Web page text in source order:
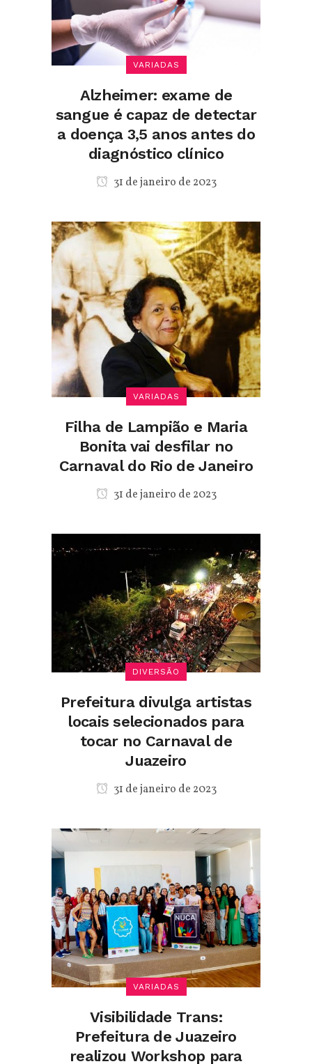
VARIADAS
Alzheimer: exame de
sangue é capaz de detectar
a doença 3,5 anos antes do
diagnóstico clínico
31 de janeiro de 2023
VARIADAS
Filha de Lampião e Maria
Bonita vai desfilar no
Carnaval do Rio de Janeiro
31 de janeiro de 2023
DIVERSÃO
Prefeitura divulga artistas
locais selecionados para
tocar no Carnaval de
Juazeiro
31 de janeiro de 2023
VARIADAS
Visibilidade Trans:
Prefeitura de Juazeiro
realizou Workshop para